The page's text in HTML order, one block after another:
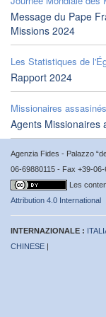
Message du Pape
Missions 2024
Les Statistiques de
Rapport 2024
Missionaires assasinés
Agents Missionaires
Agenzia Fides - Palazzo
06-69880115 - Fax +39-
Les
Attribution 4.0 International
INTERNAZIONALE :
CHINESE |